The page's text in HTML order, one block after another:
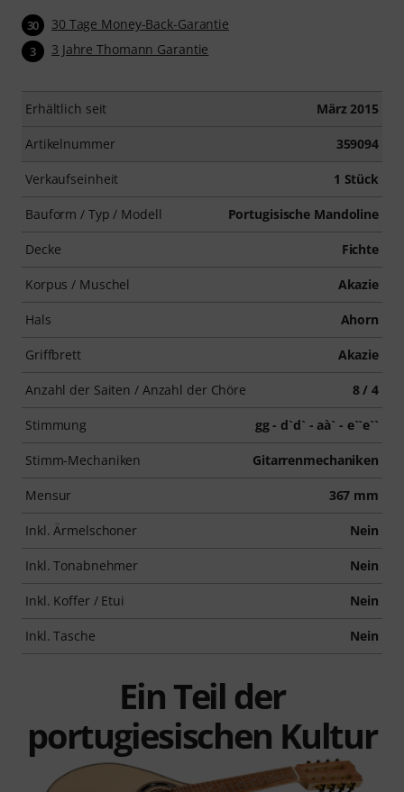
30 30 Tage Money-Back-Garantie
3 3 Jahre Thomann Garantie
Erhältlich seit März 2015
Artikelnummer 359094
Verkaufseinheit 1 Stück
Bauform / Typ / Modell Portugisische Mandoline
Decke Fichte
Korpus / Muschel Akazie
Hals Ahorn
Griffbrett Akazie
Anzahl der Saiten / Anzahl der Chöre 8 / 4
Stimmung gg - d`d` - aà` - e``e``
Stimm-Mechaniken Gitarrenmechaniken
Mensur 367 mm
Inkl. Ärmelschoner Nein
Inkl. Tonabnehmer Nein
Inkl. Koffer / Etui Nein
Inkl. Tasche Nein
Ein Teil der
portugiesischen Kultur